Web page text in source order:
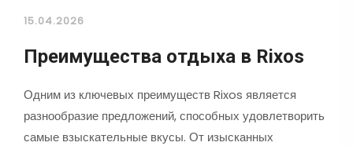
15.04.2026
Преимущества отдыха в Rixos
Одним из ключевых преимуществ Rixos является
разнообразие предложений, способных удовлетворить
самые взыскательные вкусы. От изысканных